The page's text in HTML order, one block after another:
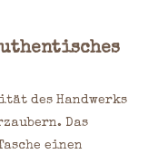
des Handwerks
Das
einen